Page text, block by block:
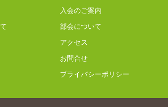
入会のご案内
部会について
アクセス
お問合せ
プライバシーポリシー